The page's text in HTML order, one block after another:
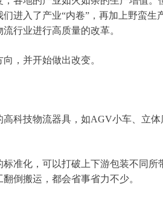
进入了产业“内卷”，再加上野蛮生
行业进行高质量的改革。
，并开始做出改变。
科技物流器具，如AGV小车、立
准化，可以打破上下游包装不同所
倒搬运，都会省事省力不少。